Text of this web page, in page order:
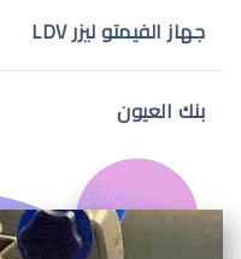
جهاز الفيمتو ليزر LDV
بنك العيون